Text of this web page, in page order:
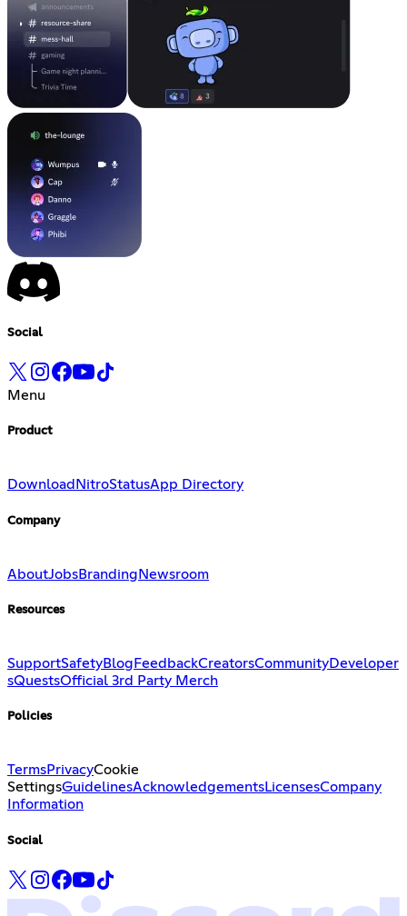
Social
Menu
Product
Download NitroStatusApp Directory
Company
AboutJobsBranding Newsroom
Resources
SupportSafetyBlog FeedbackCreatorsCommunityDeveloper
sQuestsOfficial 3rd Party Merch
Policies
TermsPrivacyCookie
SettingsGuidelinesAcknowledgementsLicensesCompany
Information
Social